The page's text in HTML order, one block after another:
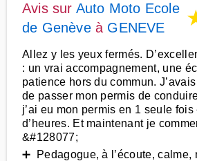
Avis sur Auto Moto Ecole
de Genèveà GENEVE
Allez y les yeux fermés.
: un vrai accompagnement, une
patience hors du commun.
de passer mon permis de
j’ai eu mon permis en 1 seule fois
d’heures. Et maintenant je
&#128077;
➕ Pedagogue, à l’écoute, calme,